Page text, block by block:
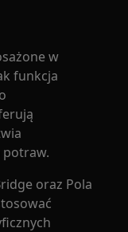
w
funkcja
oraz Pola